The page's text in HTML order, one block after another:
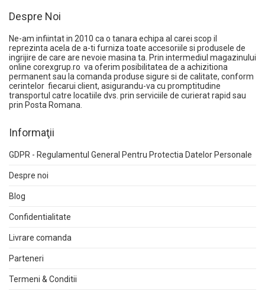
Despre Noi
Ne-am infiintat in 2010 ca o tanara echipa al carei scop il
reprezinta acela de a-ti furniza toate accesoriile si produsele de
ingrijire de care are nevoie masina ta. Prin intermediul magazinului
online corexgrup.ro va oferim posibilitatea de a achizitiona
permanent sau la comanda produse sigure si de calitate, conform
cerintelor fiecarui client, asigurandu-va cu promptitudine
transportul catre locatiile dvs. prin serviciile de curierat rapid sau
prin Posta Romana.
Informaţii
GDPR - Regulamentul General Pentru Protectia Datelor Personale
Despre noi
Blog
Confidentialitate
Livrare comanda
Parteneri
Termeni & Conditii